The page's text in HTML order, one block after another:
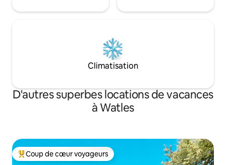
Climatisation
D'autres superbes locations de vacances
à Watles
Coup de cœur voyageurs parmi les plus aimés
Coup de cœur voyageurs